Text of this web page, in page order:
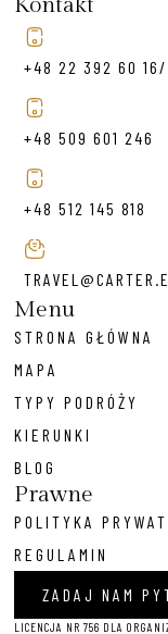
+48 22 392 60 16/
+48 509 601 246
+48 512 145 818
Menu
STRONA GŁÓWNA
MAPA
TYPY PODRÓŻY
KIERUNKI
BLOG
Prawne
POLITYKA
REGULAMIN
ZADAJ NAM
LICENCJA NR 756 DLA